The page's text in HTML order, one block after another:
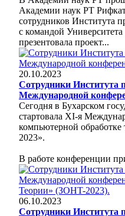
Академии наук РТ
сотрудников Института
с командой
презентовала проект...
20.10.2023
Сотрудники Института
Международной
Сегодня в Бухарском
стартовала XI-я
компьютерной
2023».
В работе конференции
06.10.2023
Сотрудники Института